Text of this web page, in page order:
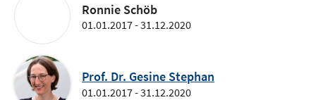
Ronnie Schöb
01.01.2017 - 31.12.2020
Prof. Dr. Gesine Stephan
01.01.2017 - 31.12.2020